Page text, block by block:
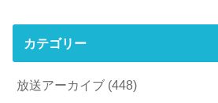
カテゴリー
放送アーカイブ (448)